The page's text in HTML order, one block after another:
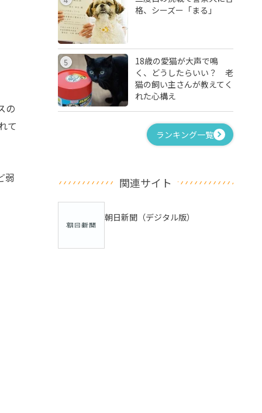
の
て
弱
格、シーズー「まる」
5
18歳の愛猫が大声で鳴
く、どうしたらいい？ 老
猫の飼い主さんが教えてく
れた心構え
ランキング一覧
関連サイト
朝日新聞（デジタル版）